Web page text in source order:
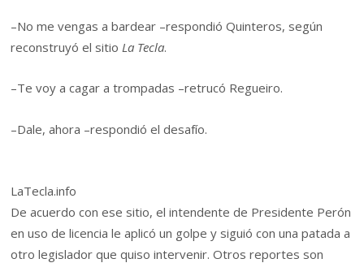
–No me vengas a bardear –respondió Quinteros, según
reconstruyó el sitio La Tecla.
–Te voy a cagar a trompadas –retrucó Regueiro.
–Dale, ahora –respondió el desafío.
LaTecla.info
De acuerdo con ese sitio, el intendente de Presidente Perón
en uso de licencia le aplicó un golpe y siguió con una patada a
otro legislador que quiso intervenir. Otros reportes son